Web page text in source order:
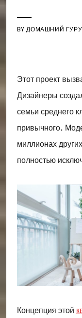
BYДОМАШНИЙ ГУРУ
Этот проект
Дизайнеры
семьи среднего
привычного.
миллионах
полностью
Концепция этой